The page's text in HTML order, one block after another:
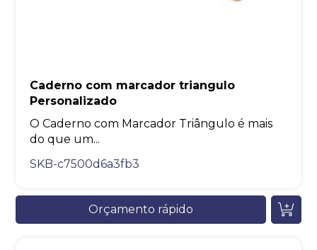
Caderno com marcador triangulo
Personalizado
O Caderno com Marcador Triângulo é mais
do que um...
SKB-c7500d6a3fb3
Orçamento rápido